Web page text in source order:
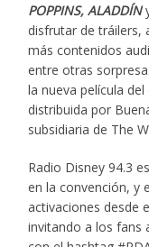
POPPINS, ALADDÍN
disfrutar de tráilers,
más contenidos
entre otras
la nueva película
distribuida por
subsidiaria de The
Radio Disney 94.3
en la convención, y
activaciones desde
invitando a los fans